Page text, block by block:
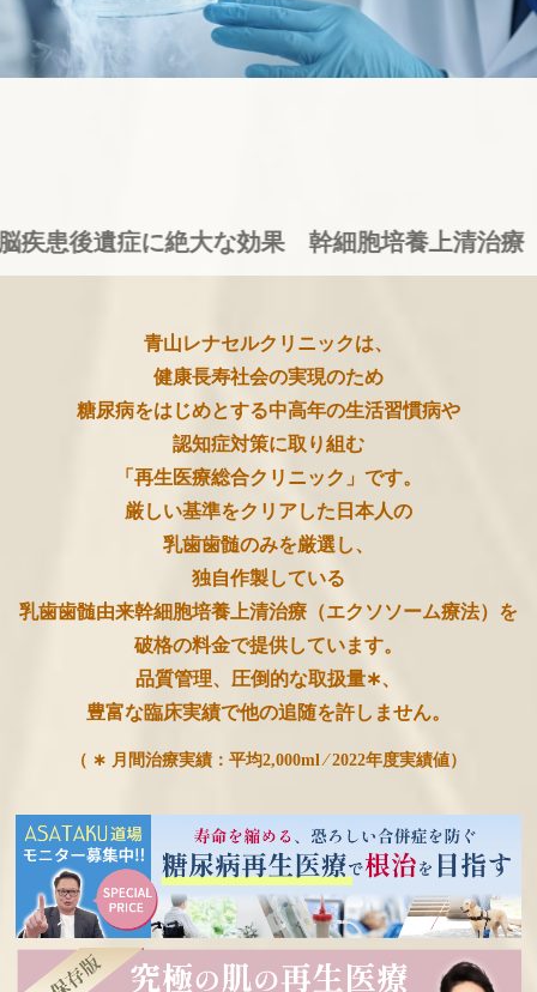
に絶大な効果 幹細胞培養上清治療（エクソ
青山レナセルクリニックは、
健康長寿社会の実現のため
糖尿病をはじめとする中高年の生活習慣病や
認知症対策に取り組む
「再生医療総合クリニック」です。
厳しい基準をクリアした日本人の
乳歯歯髄のみを厳選し、
独自作製している
乳歯歯髄由来幹細胞培養上清治療（エクソソーム療法）を
破格の料金で提供しています。
品質管理、圧倒的な取扱量∗、
豊富な臨床実績で他の追随を許しません。
（ ∗ 月間治療実績：平均2,000ml ⁄ 2022年度実績値）